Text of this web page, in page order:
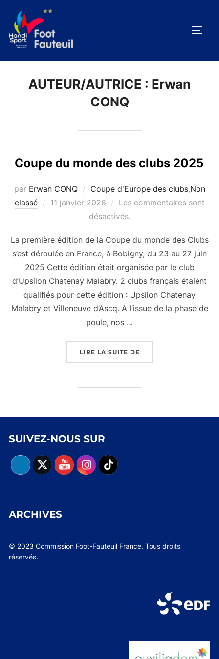
contenu
AUTEUR/AUTRICE : Erwan
CONQ
Coupe du monde des clubs 2025
par Erwan CONQ Coupe d'Europe des clubs,Non
classé
Publié
11 janvier 2026
Les commentaires sont
désactivés.
La première édition de la Coupe du monde des Clubs
s’est déroulée en France, à Bobigny, du 23 au 27 juin
2025 Cette édition était organisée par le club
d’Upsilon Chatenay Malabry. 2 clubs français étaient
qualifiés pour cette édition : Upsilon Chatenay
Malabry et Villeneuve d’Ascq. A l’issue de la phase de
poule, nos …
LIRE LA SUITE DE« COUPE DU MONDE
SUIVEZ-NOUS SUR
ARCHIVES
© 2023 Commission Foot-Fauteuil France. Tous droits
réservés.